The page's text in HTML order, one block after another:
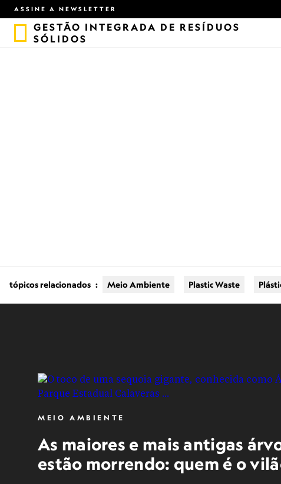
ASSINE A NEWSLETTER
GESTÃO INTEGRADA DE RESÍDUOS
SÓLIDOS
tópicos relacionados : Meio Ambiente Plastic Waste
MEIO AMBIENTE
As maiores e mais antigas
estão morrendo: quem é o